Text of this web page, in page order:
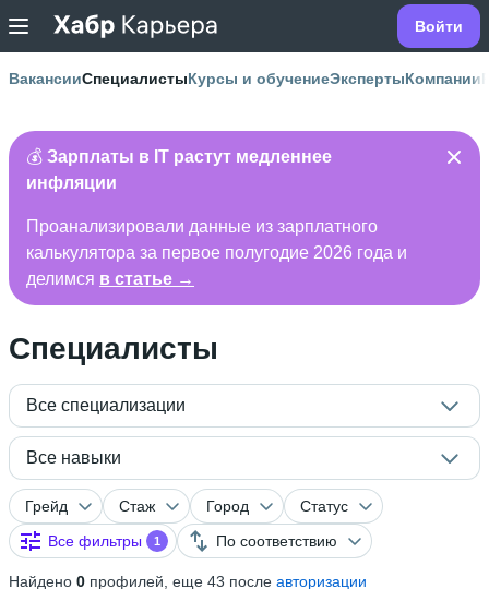
Войти
ВакансииСпециалистыКурсы и обучениеЭкспертыКомпании
💰 Зарплаты в IT растут медленнее
инфляции
Проанализировали данные из зарплатного
калькулятора за первое полугодие 2026 года и
делимся в статье →
Специалисты
Все специализации
Все навыки
Грейд Стаж Город
Статус
Все фильтры
1 По соответствию
Найдено 0 профилей, еще 43 после авторизации